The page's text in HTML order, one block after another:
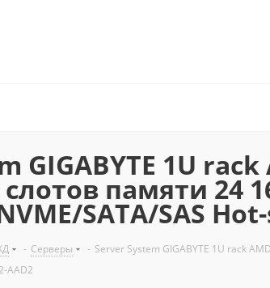
GIGABYTE 1U rack
памяти 24
SATA/SAS
- Серверы - Server System GIGABYTE 1U rack
AAD2